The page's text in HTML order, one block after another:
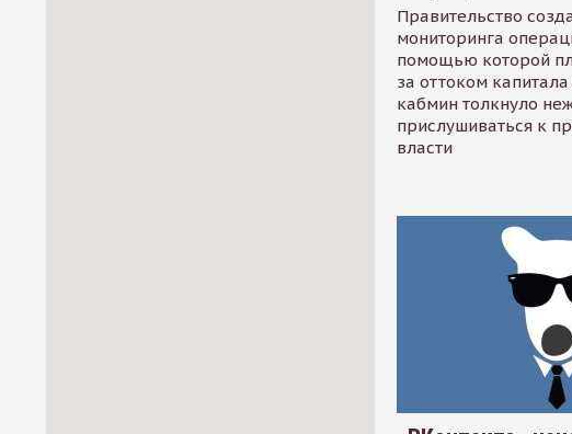
Правительство
мониторинга
помощью которой
за оттоком
кабмин толкнуло
прислушиваться к
власти